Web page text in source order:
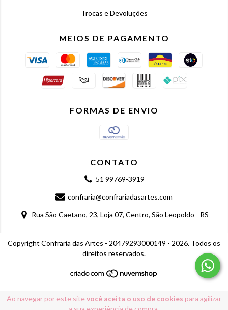
Ao navegar por este site você aceita o uso de cookies para agilizar
Trocas e Devoluções
MEIOS DE PAGAMENTO
FORMAS DE ENVIO
CONTATO
51 99769-3919
confraria@confrariadasartes.com
Rua São Caetano, 23, Loja 07, Centro, São Leopoldo - RS
Copyright Confraria das Artes - 20479293000149 - 2026. Todos os
direitos reservados.